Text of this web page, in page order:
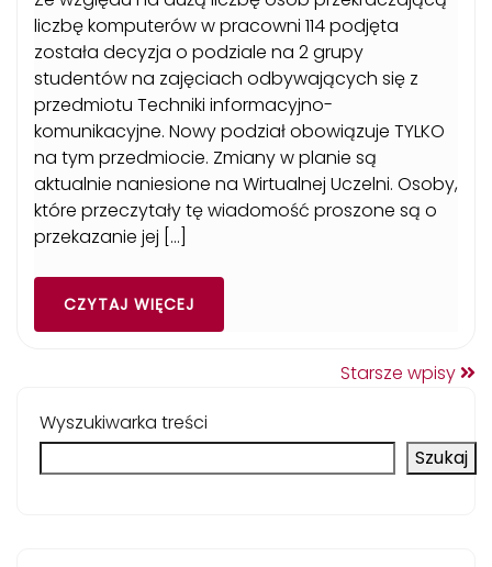
liczbę komputerów w pracowni 114 podjęta
została decyzja o podziale na 2 grupy
studentów na zajęciach odbywających się z
przedmiotu Techniki informacyjno-
komunikacyjne. Nowy podział obowiązuje TYLKO
na tym przedmiocie. Zmiany w planie są
aktualnie naniesione na Wirtualnej Uczelni. Osoby,
które przeczytały tę wiadomość proszone są o
przekazanie jej […]
CZYTAJ WIĘCEJ
Starsze wpisy
Wyszukiwarka treści
Szukaj